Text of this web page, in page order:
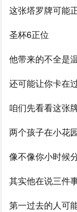
这张塔罗牌可能
圣杯6正位
他带来的不全是
还可能让你卡在
咱们先看看这张
两个孩子在小花
像不像你小时候
其实他在说三件
第一过去的人可